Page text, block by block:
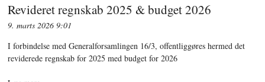
Revideret regnskab 2025 & budget 2026
9. marts 2026 9:01
I forbindelse med Generalforsamlingen 16/3, offentliggøres hermed det
reviderede regnskab for 2025 med budget for 2026